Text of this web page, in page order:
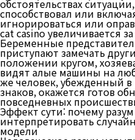
обстоятельствах
способствовал или
игнорироваться или
cat casino увеличивается
Беременные
приступают замечать
положении кругом,
видят алые машины на
же человек, убежденный в
знаков, окажется готов
повседневных
Эффект сути: почему
интерпретировать
модели